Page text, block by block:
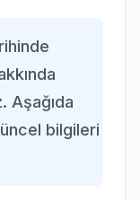
Aşağıda
bilgileri